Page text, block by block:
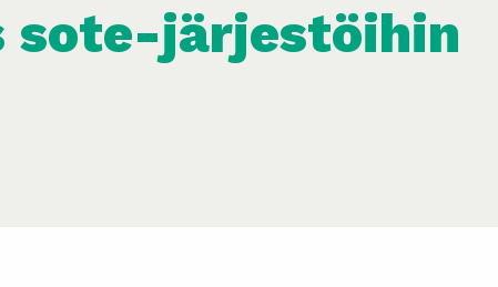
sote-järjestöihin